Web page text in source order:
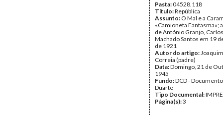
Pasta:04528.118
Título:República
Assunto: O Mal e a
«Camioneta Fantasma»;
de António Granjo,
Machado Santos em 19
de 1921
Autor do artigo:
Correia (padre)
Data:Domingo, 21 de
1945
Fundo:DCD -
Duarte
Tipo Documental:
Página(s):3